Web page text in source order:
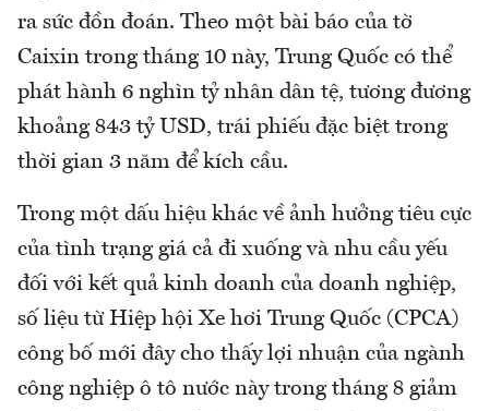
ra sức đồn đoán. Theo một bài báo của tờ
Caixin trong tháng 10 này, Trung Quốc có thể
phát hành 6 nghìn tỷ nhân dân tệ, tương đương
khoảng 843 tỷ USD, trái phiếu đặc biệt trong
thời gian 3 năm để kích cầu.
Trong một dấu hiệu khác về ảnh hưởng tiêu cực
của tình trạng giá cả đi xuống và nhu cầu yếu
đối với kết quả kinh doanh của doanh nghiệp,
số liệu từ Hiệp hội Xe hơi Trung Quốc (CPCA)
công bố mới đây cho thấy lợi nhuận của ngành
công nghiệp ô tô nước này trong tháng 8 giảm